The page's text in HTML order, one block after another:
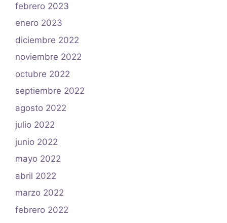
febrero 2023
enero 2023
diciembre 2022
noviembre 2022
octubre 2022
septiembre 2022
agosto 2022
julio 2022
junio 2022
mayo 2022
abril 2022
marzo 2022
febrero 2022